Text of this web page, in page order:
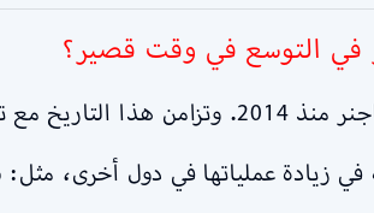
التوسع في وقت قصير؟
شبه جزيرة القرم.
زيادة عملياتها في دول أخرى، مثل: